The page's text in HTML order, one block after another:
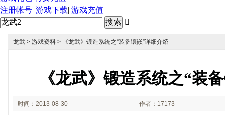
注册帐号| 游戏下载| 游戏充值

龙武 > 游戏资料 > 《龙武》锻造系统之“装备镶嵌”详细介绍
《龙武》锻造系统之“装
时间：2013-08-30 作者：17173